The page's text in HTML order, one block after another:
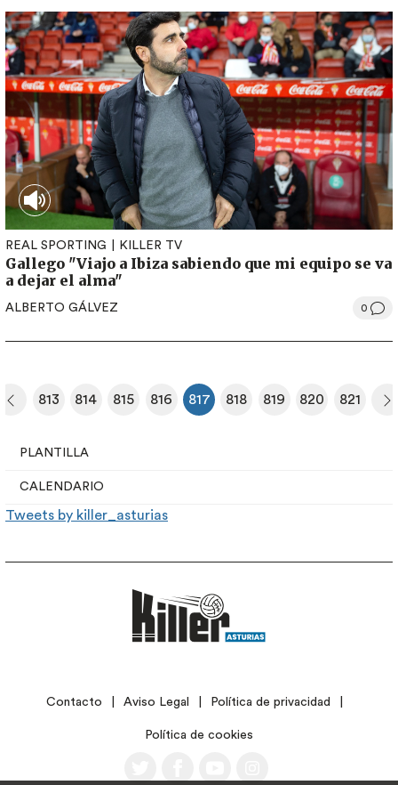
REAL SPORTING KILLER TV
Gallego "Viajo a Ibiza sabiendo que mi equipo se va
a dejar el alma"
ALBERTO GÁLVEZ 0
página
Página anterior
813 814 815
Página
816
Página actual
817 818 819 820
Página
821
Top navigation
PLANTILLA
CALENDARIO
Tweets by killer_asturias
LEGALContacto Aviso Legal Política de privacidad
Política de cookies